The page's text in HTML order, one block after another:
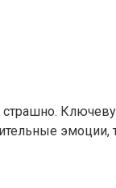
страшно.
эмоции,